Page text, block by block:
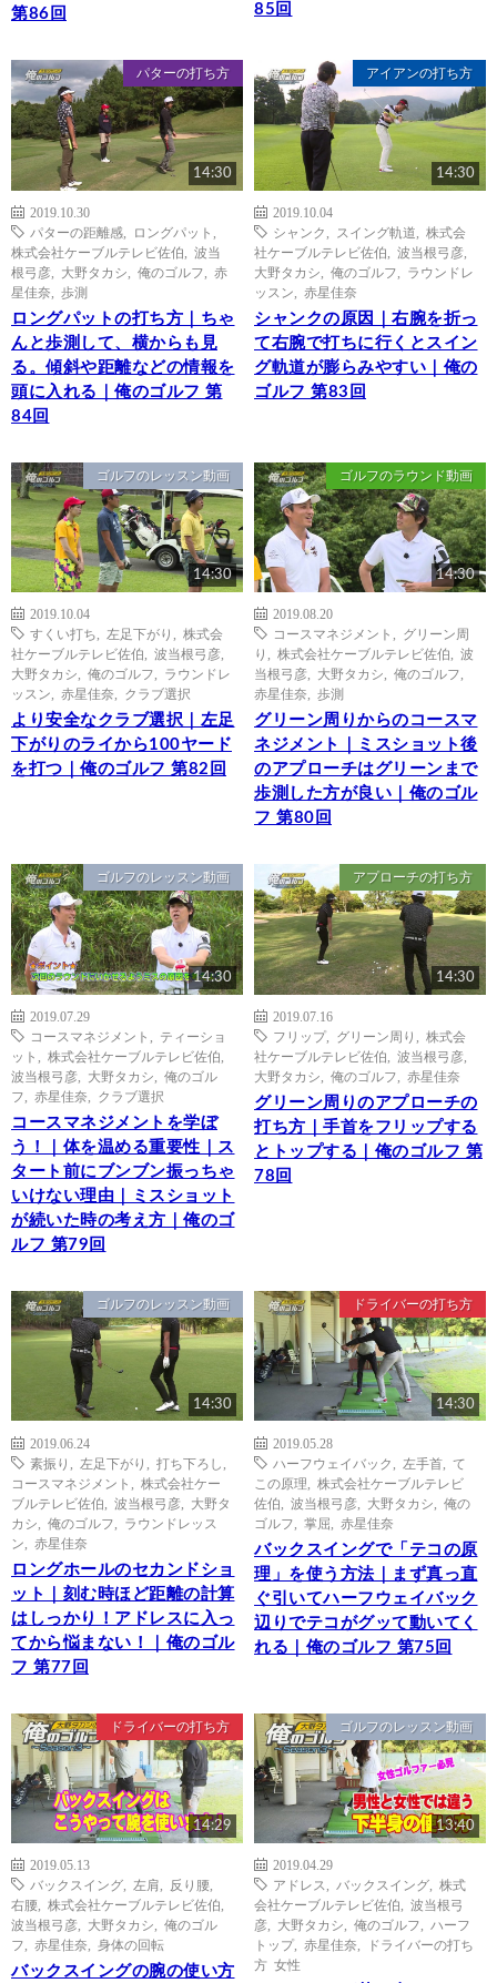
第86回
85回
パターの打ち方
14:30
2019.10.30
パターの距離感
ロングパット
株式会社ケーブルテレビ佐伯
波当
根弓彦
大野タカシ 俺のゴルフ
赤
星佳奈
歩測
ロングパットの打ち方｜ちゃ
んと歩測して、横からも見
る。傾斜や距離などの情報を
頭に入れる｜俺のゴルフ 第
84回
アイアンの打ち方
14:30
2019.10.04
シャンク
スイング軌道
株式会
社ケーブルテレビ佐伯
波当根弓彦
大野タカシ
俺のゴルフ
ラウンドレ
ッスン
赤星佳奈
シャンクの原因｜右腕を折っ
て右腕で打ちに行くとスイン
グ軌道が膨らみやすい｜俺の
ゴルフ 第83回
ゴルフのレッスン動画
14:30
2019.10.04
すくい打ち
左足下がり
株式会
社ケーブルテレビ佐伯
波当根弓彦
大野タカシ
俺のゴルフ
ラウンドレ
ッスン
赤星佳奈 クラブ選択
より安全なクラブ選択｜左足
下がりのライから100ヤード
を打つ｜俺のゴルフ 第82回
ゴルフのラウンド動画
14:30
2019.08.20
コースマネジメント
グリーン周
り
株式会社ケーブルテレビ佐伯
波
当根弓彦
大野タカシ 俺のゴルフ
赤星佳奈
歩測
グリーン周りからのコースマ
ネジメント｜ミスショット後
のアプローチはグリーンまで
歩測した方が良い｜俺のゴル
フ 第80回
ゴルフのレッスン動画
14:30
2019.07.29
コースマネジメント
ティーショ
ット
株式会社ケーブルテレビ佐伯
波当根弓彦
大野タカシ
俺のゴル
フ
赤星佳奈 クラブ選択
コースマネジメントを学ぼ
う！｜体を温める重要性｜ス
タート前にブンブン振っちゃ
いけない理由｜ミスショット
が続いた時の考え方｜俺のゴ
ルフ 第79回
アプローチの打ち方
14:30
2019.07.16
フリップ, グリーン周り
株式会
社ケーブルテレビ佐伯
波当根弓彦
大野タカシ
俺のゴルフ 赤星佳奈
グリーン周りのアプローチの
打ち方｜手首をフリップする
とトップする｜俺のゴルフ 第
78回
ゴルフのレッスン動画
14:30
2019.06.24
素振り
左足下がり 打ち下ろし
コースマネジメント
株式会社ケー
ブルテレビ佐伯
波当根弓彦
大野タ
カシ
俺のゴルフ
ラウンドレッス
ン
赤星佳奈
ロングホールのセカンドショ
ット｜刻む時ほど距離の計算
はしっかり！アドレスに入っ
てから悩まない！｜俺のゴル
フ 第77回
ドライバーの打ち方
14:30
2019.05.28
ハーフウェイバック
左手首
て
この原理
株式会社ケーブルテレビ
佐伯
波当根弓彦 大野タカシ
俺の
ゴルフ
掌屈 赤星佳奈
バックスイングで「テコの原
理」を使う方法｜まず真っ直
ぐ引いてハーフウェイバック
辺りでテコがグッて動いてく
れる｜俺のゴルフ 第75回
ドライバーの打ち方
14:29
2019.05.13
バックスイング
左肩 反り腰
右腰
株式会社ケーブルテレビ佐伯
波当根弓彦
大野タカシ
俺のゴル
フ
赤星佳奈 身体の回転
バックスイングの腕の使い方
ゴルフのレッスン動画
13:40
2019.04.29
アドレス
バックスイング
株式
会社ケーブルテレビ佐伯
波当根弓
彦
大野タカシ 俺のゴルフ
ハーフ
トップ, 赤星佳奈
ドライバーの打ち
方 女性